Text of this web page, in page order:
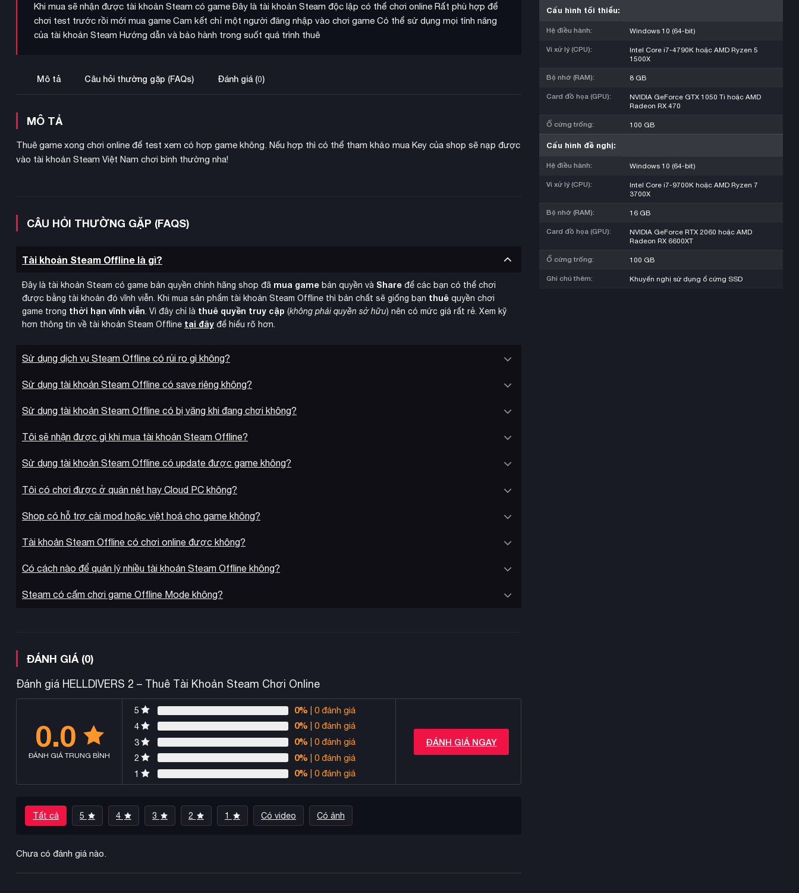
Khi mua sẽ nhận được tài khoản Steam có game Đây là tài khoản Steam độc lập có thể chơi online Rất phù hợp để
chơi test trước rồi mới mua game Cam kết chỉ một người đăng nhập vào chơi game Có thể sử dụng mọi tính năng
của tài khoản Steam Hướng dẫn và bảo hành trong suốt quá trình thuê
Mô tả Câu hỏi thường gặp (FAQs) Đánh giá (0)
MÔ TẢ
Thuê game xong chơi online để test xem có hợp game không. Nếu hợp thì có thể tham khảo mua Key của shop sẽ nạp được
vào tài khoản Steam Việt Nam chơi bình thường nha!
CÂU HỎI THƯỜNG GẶP (FAQS)
Tài khoản Steam Offline là gì?
Đây là tài khoản Steam có game bản quyền chính hãng shop đã mua game bản quyền và Share để các bạn có thể chơi
được bằng tài khoản đó vĩnh viễn. Khi mua sản phẩm tài khoản Steam Offline thì bản chất sẽ giống bạn thuê quyền chơi
game trong thời hạn vĩnh viễn. Vì đây chỉ là thuê quyền truy cập (không phải quyền sở hữu) nên có mức giá rất rẻ. Xem kỹ
hơn thông tin về tài khoản Steam Offline tại đây để hiểu rõ hơn.
Sử dụng dịch vụ Steam Offline có rủi ro gì không?
Sử dụng tài khoản Steam Offline có save riêng không?
Sử dụng tài khoản Steam Offline có bị văng khi đang chơi không?
Tôi sẽ nhận được gì khi mua tài khoản Steam Offline?
Sử dụng tài khoản Steam Offline có update được game không?
Tôi có chơi được ở quán nét hay Cloud PC không?
Shop có hỗ trợ cài mod hoặc việt hoá cho game không?
Tài khoản Steam Offline có chơi online được không?
Có cách nào để quản lý nhiều tài khoản Steam Offline không?
Steam có cấm chơi game Offline Mode không?
ĐÁNH GIÁ (0)
Đánh giá HELLDIVERS 2 – Thuê Tài Khoản Steam Chơi Online
0.0
ĐÁNH GIÁ TRUNG BÌNH
5 0% | 0 đánh giá
4
0% | 0 đánh giá
3
0% | 0 đánh giá
2
0% | 0 đánh giá
1
0% | 0 đánh giá
ĐÁNH GIÁ NGAY
Tất cả 5 4 3 2 1 Có video Có ảnh
Chưa có đánh giá nào.
Cấu hình tối thiểu:
Hệ điều hành: Windows 10 (64-bit)
Vi xử lý (CPU):
Intel Core i7-4790K hoặc AMD Ryzen 5
1500X
Bộ nhớ (RAM): 8 GB
Card đồ họa (GPU):
NVIDIA GeForce GTX 1050 Ti hoặc AMD
Radeon RX 470
Ổ cứng trống: 100 GB
Cấu hình đề nghị:
Hệ điều hành: Windows 10 (64-bit)
Vi xử lý (CPU):
Intel Core i7-9700K hoặc AMD Ryzen 7
3700X
Bộ nhớ (RAM): 16 GB
Card đồ họa (GPU):
NVIDIA GeForce RTX 2060 hoặc AMD
Radeon RX 6600XT
Ổ cứng trống: 100 GB
Ghi chú thêm: Khuyến nghị sử dụng ổ cứng SSD